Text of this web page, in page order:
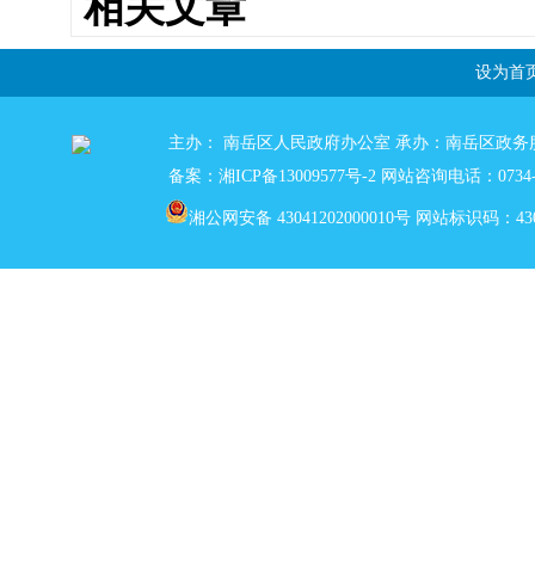
设为首
主办： 南岳区人民政府办公室 承办：南岳区政务
备案：湘ICP备13009577号-2 网站咨询电话：
湘公网安备 43041202000010号 网站标识码：